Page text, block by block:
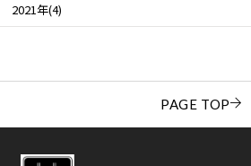
2021年(4)
PAGE TOP